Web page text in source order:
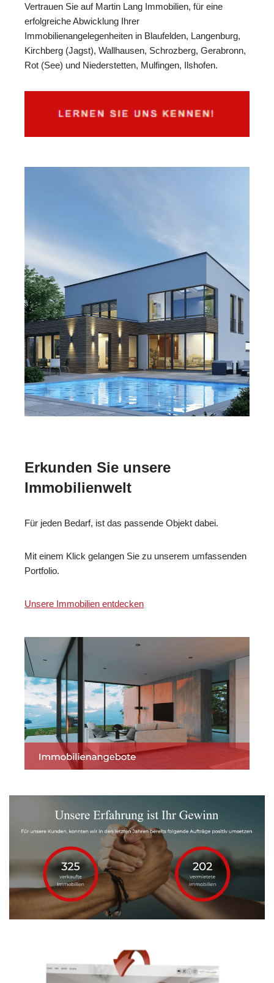
Vertrauen Sie auf Martin Lang Immobilien, für eine
erfolgreiche Abwicklung Ihrer
Immobilienangelegenheiten in Blaufelden, Langenburg,
Kirchberg (Jagst), Wallhausen, Schrozberg, Gerabronn,
Rot (See) und Niederstetten, Mulfingen, Ilshofen.
Erkunden Sie unsere
Immobilienwelt
Für jeden Bedarf, ist das passende Objekt dabei.
Mit einem Klick gelangen Sie zu unserem umfassenden
Portfolio.
Unsere Immobilien entdecken